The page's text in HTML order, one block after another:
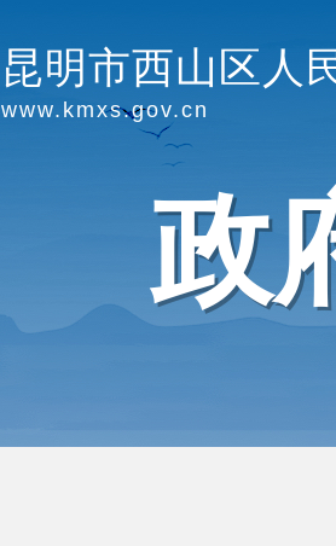
昆明市西山区人
www.kmxs.gov.cn
政